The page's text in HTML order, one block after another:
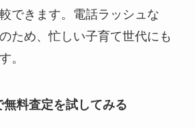
できます。電話ラッシュな
ため、忙しい子育て世代にも
。
無料査定を試してみる